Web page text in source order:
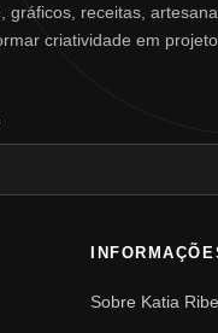
gráficos, receitas,
criatividade em
Sobre Katia